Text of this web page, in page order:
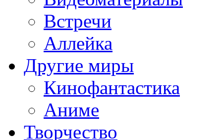
Встречи
Аллейка
Другие миры
Кинофантастика
Аниме
Творчество